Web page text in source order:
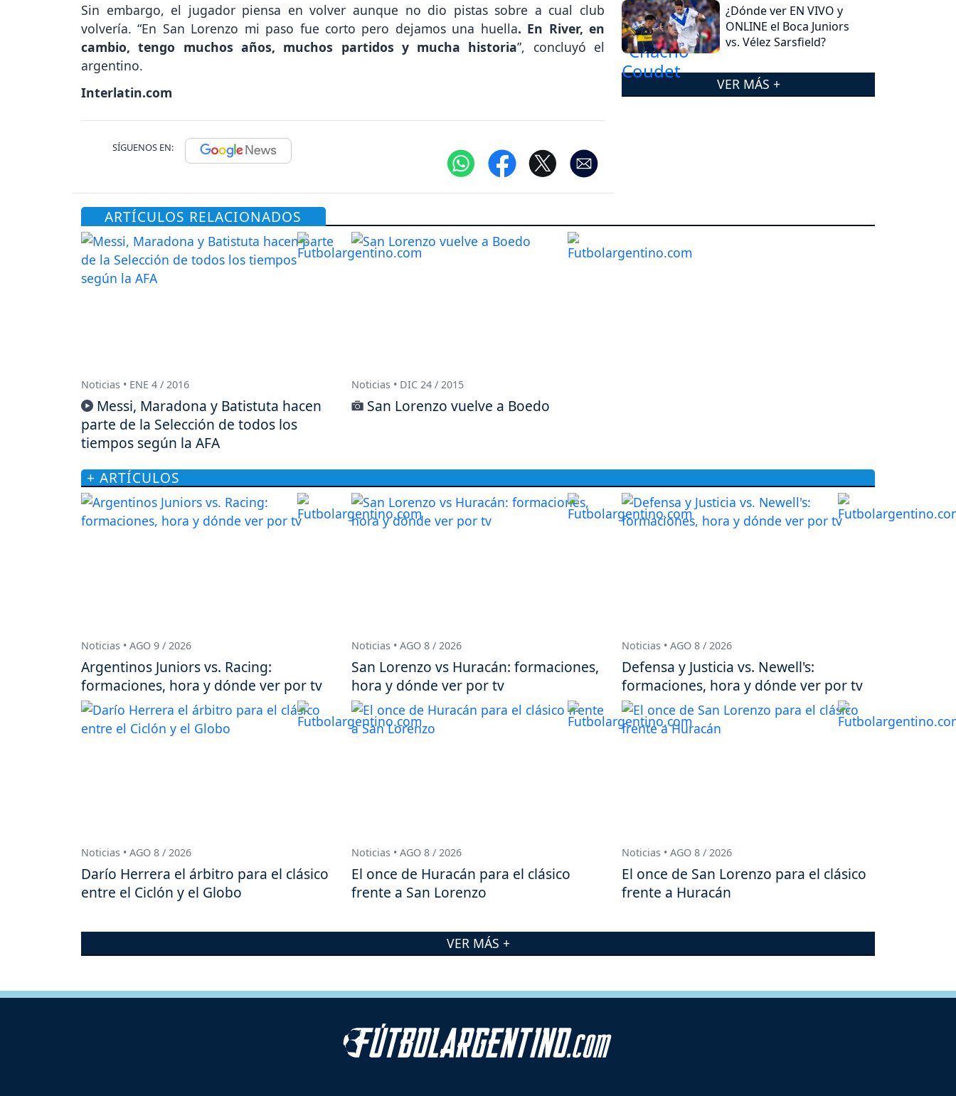
Sin embargo, el jugador piensa en volver aunque no dio pistas sobre a cual club
volvería. “En San Lorenzo mi paso fue corto pero dejamos una huella. En River, en
cambio, tengo muchos años, muchos partidos y mucha historia”, concluyó el
argentino.
Interlatin.com
SÍGUENOS EN:
¿Dónde ver EN VIVO y
ONLINE el Boca Juniors
vs. Vélez Sarsfield?
VER MÁS +
ARTÍCULOS RELACIONADOS
Noticias • ENE 4 / 2016
Messi, Maradona y Batistuta hacen
parte de la Selección de todos los
tiempos según la AFA
Noticias • DIC 24 / 2015
San Lorenzo vuelve a Boedo
+ ARTÍCULOS
Noticias • AGO 9 / 2026
Argentinos Juniors vs. Racing:
formaciones, hora y dónde ver por tv
Noticias • AGO 8 / 2026
San Lorenzo vs Huracán: formaciones,
hora y dónde ver por tv
Noticias • AGO 8 / 2026
Defensa y Justicia vs. Newell's:
formaciones, hora y dónde ver por tv
Noticias • AGO 8 / 2026
Darío Herrera el árbitro para el clásico
entre el Ciclón y el Globo
Noticias • AGO 8 / 2026
El once de Huracán para el clásico
frente a San Lorenzo
Noticias • AGO 8 / 2026
El once de San Lorenzo para el clásico
frente a Huracán
VER MÁS +